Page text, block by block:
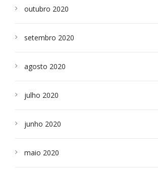
outubro 2020
setembro 2020
agosto 2020
julho 2020
junho 2020
maio 2020